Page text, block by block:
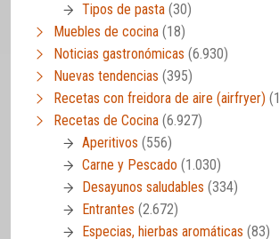
Tipos de pasta (30)
Muebles de cocina (18)
Noticias gastronómicas (6.930)
Nuevas tendencias (395)
Recetas con freidora de aire (airfryer)
Recetas de Cocina (6.927)
Aperitivos (556)
Carne y Pescado (1.030)
Desayunos saludables (334)
Entrantes (2.672)
Especias, hierbas aromáticas (83)